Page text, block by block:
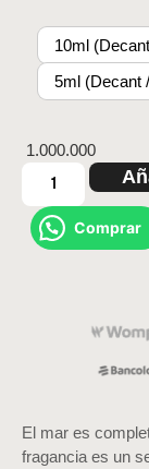
10ml
5ml (Decant
1.000.000
Comprar
El mar es
fragancia es un